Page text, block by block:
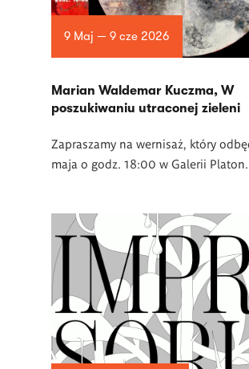
9 Maj — 9 cze 2026
Marian Waldemar Kuczma, W
poszukiwaniu utraconej zieleni
Zapraszamy na wernisaż, który
maja o godz. 18:00 w Galerii Platon.